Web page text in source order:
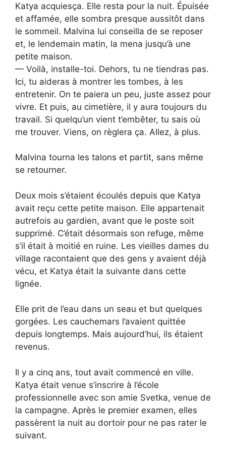
Katya acquiesça. Elle resta pour la nuit. Épuisée
et affamée, elle sombra presque aussitôt dans
le sommeil. Malvina lui conseilla de se reposer
et, le lendemain matin, la mena jusqu’à une
petite maison.
— Voilà, installe-toi. Dehors, tu ne tiendras pas.
Ici, tu aideras à montrer les tombes, à les
entretenir. On te paiera un peu, juste assez pour
vivre. Et puis, au cimetière, il y aura toujours du
travail. Si quelqu’un vient t’embêter, tu sais où
me trouver. Viens, on règlera ça. Allez, à plus.
Malvina tourna les talons et partit, sans même
se retourner.
Deux mois s’étaient écoulés depuis que Katya
avait reçu cette petite maison. Elle appartenait
autrefois au gardien, avant que le poste soit
supprimé. C’était désormais son refuge, même
s’il était à moitié en ruine. Les vieilles dames du
village racontaient que des gens y avaient déjà
vécu, et Katya était la suivante dans cette
lignée.
Elle prit de l’eau dans un seau et but quelques
gorgées. Les cauchemars l’avaient quittée
depuis longtemps. Mais aujourd’hui, ils étaient
revenus.
Il y a cinq ans, tout avait commencé en ville.
Katya était venue s’inscrire à l’école
professionnelle avec son amie Svetka, venue de
la campagne. Après le premier examen, elles
passèrent la nuit au dortoir pour ne pas rater le
suivant.